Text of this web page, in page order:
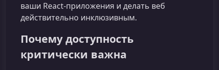
ваши React‑приложения и делать веб
действительно инклюзивным.
Почему доступность
критически важна